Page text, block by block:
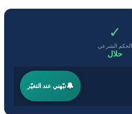
✓
الحكم الشرعي
حلال
🔔نبّهني عند التغيّر